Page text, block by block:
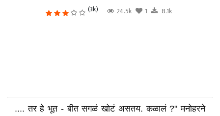
(3k) 24.5k 1 8.1k
.... तर हे भूत - बीत सगळं खोटं असतय. कळालं ?" मनोहरने